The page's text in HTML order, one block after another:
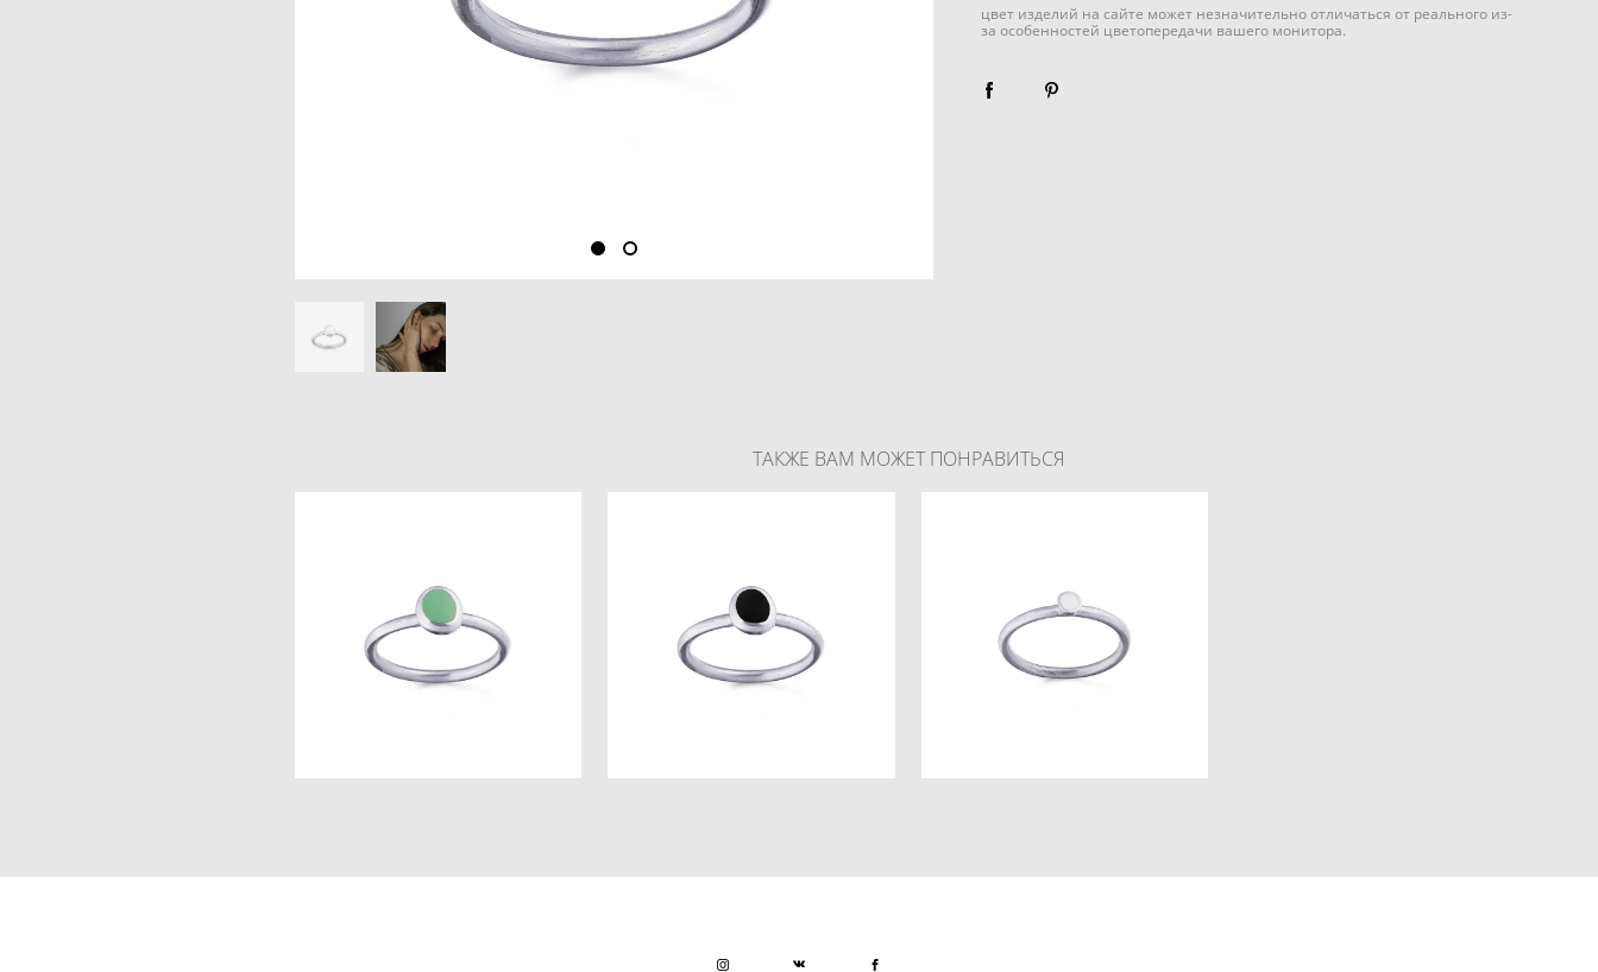
цвет изделий на сайте может незначительно отличаться от реального из-
за особенностей цветопередачи вашего монитора.
ТАКЖЕ ВАМ МОЖЕТ ПОНРАВИТЬСЯ
кольцо confetti big - горное озеро
Вулканический Песок кольцо big
4 500 pуб.
3 600 pуб.
small
3 600 pуб.